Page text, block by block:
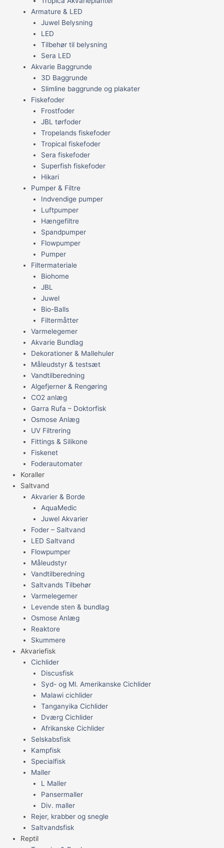
Armature & LED
Juwel Belysning
LED
Tilbehør til belysning
Sera LED
Akvarie Baggrunde
3D Baggrunde
Slimline baggrunde og plakater
Fiskefoder
Frostfoder
JBL tørfoder
Tropelands fiskefoder
Tropical fiskefoder
Sera fiskefoder
Superfish fiskefoder
Hikari
Pumper & Filtre
Indvendige pumper
Luftpumper
Hængefiltre
Spandpumper
Flowpumper
Pumper
Filtermateriale
Biohome
JBL
Juwel
Bio-Balls
Filtermåtter
Varmelegemer
Akvarie Bundlag
Dekorationer & Mallehuler
Måleudstyr & testsæt
Vandtilberedning
Algefjerner & Rengøring
CO2 anlæg
Garra Rufa – Doktorfisk
Osmose Anlæg
UV Filtrering
Fittings & Silikone
Fiskenet
Foderautomater
Koraller
Saltvand
Akvarier & Borde
AquaMedic
Juwel Akvarier
Foder – Saltvand
LED Saltvand
Flowpumper
Måleudstyr
Vandtilberedning
Saltvands Tilbehør
Varmelegemer
Levende sten & bundlag
Osmose Anlæg
Reaktore
Skummere
Akvariefisk
Cichlider
Discusfisk
Syd- og Ml. Amerikanske Cichlider
Malawi cichlider
Tanganyika Cichlider
Dværg Cichlider
Afrikanske Cichlider
Selskabsfisk
Kampfisk
Specialfisk
Maller
L Maller
Pansermaller
Div. maller
Rejer, krabber og snegle
Saltvandsfisk
Reptil